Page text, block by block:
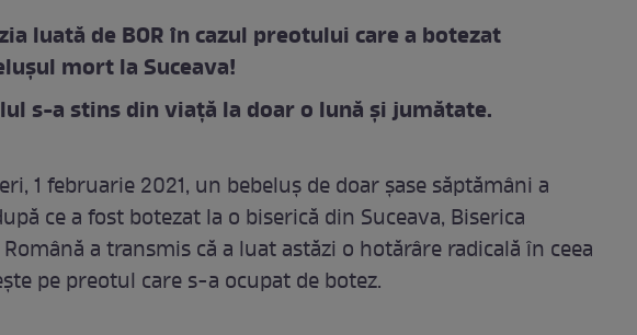
luată de BOR în cazul preotului care a botezat
mort la Suceava!
s-a stins din viață la doar o lună și jumătate.
1 februarie 2021, un bebeluș de doar șase săptămâni a
ce a fost botezat la o biserică din Suceava, Biserica
a transmis că a luat astăzi o hotărâre radicală în ceea
pe preotul care s-a ocupat de botez.